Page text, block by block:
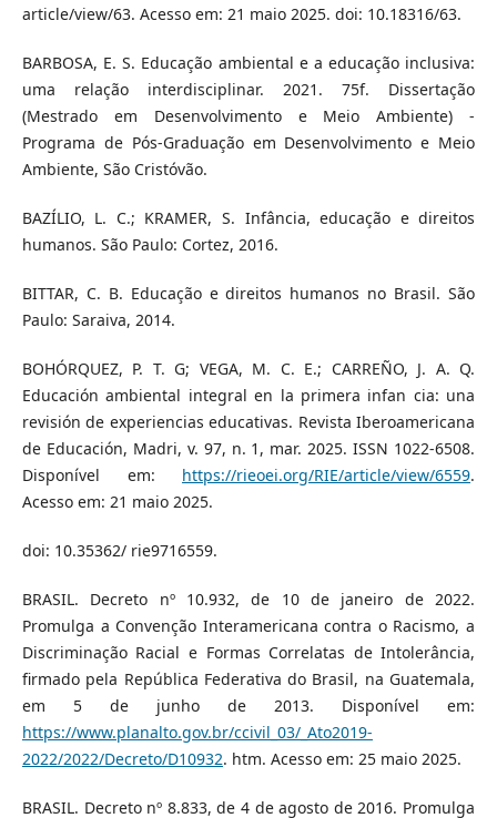
article/view/63. Acesso em: 21 maio 2025. doi: 10.18316/63.
BARBOSA, E. S. Educação ambiental e a educação inclusiva:
uma relação interdisciplinar. 2021. 75f. Dissertação
(Mestrado em Desenvolvimento e Meio Ambiente) -
Programa de Pós-Graduação em Desenvolvimento e Meio
Ambiente, São Cristóvão.
BAZÍLIO, L. C.; KRAMER, S. Infância, educação e direitos
humanos. São Paulo: Cortez, 2016.
BITTAR, C. B. Educação e direitos humanos no Brasil. São
Paulo: Saraiva, 2014.
BOHÓRQUEZ, P. T. G; VEGA, M. C. E.; CARREÑO, J. A. Q.
Educación ambiental integral en la primera infan cia: una
revisión de experiencias educativas. Revista Iberoamericana
de Educación, Madri, v. 97, n. 1, mar. 2025. ISSN 1022-6508.
Disponível em: https://rieoei.org/RIE/article/view/6559.
Acesso em: 21 maio 2025.
doi: 10.35362/ rie9716559.
BRASIL. Decreto nº 10.932, de 10 de janeiro de 2022.
Promulga a Convenção Interamericana contra o Racismo, a
Discriminação Racial e Formas Correlatas de Intolerância,
firmado pela República Federativa do Brasil, na Guatemala,
em 5 de junho de 2013. Disponível em:
https://www.planalto.gov.br/ccivil_03/_Ato2019-
2022/2022/Decreto/D10932. htm. Acesso em: 25 maio 2025.
BRASIL. Decreto nº 8.833, de 4 de agosto de 2016. Promulga